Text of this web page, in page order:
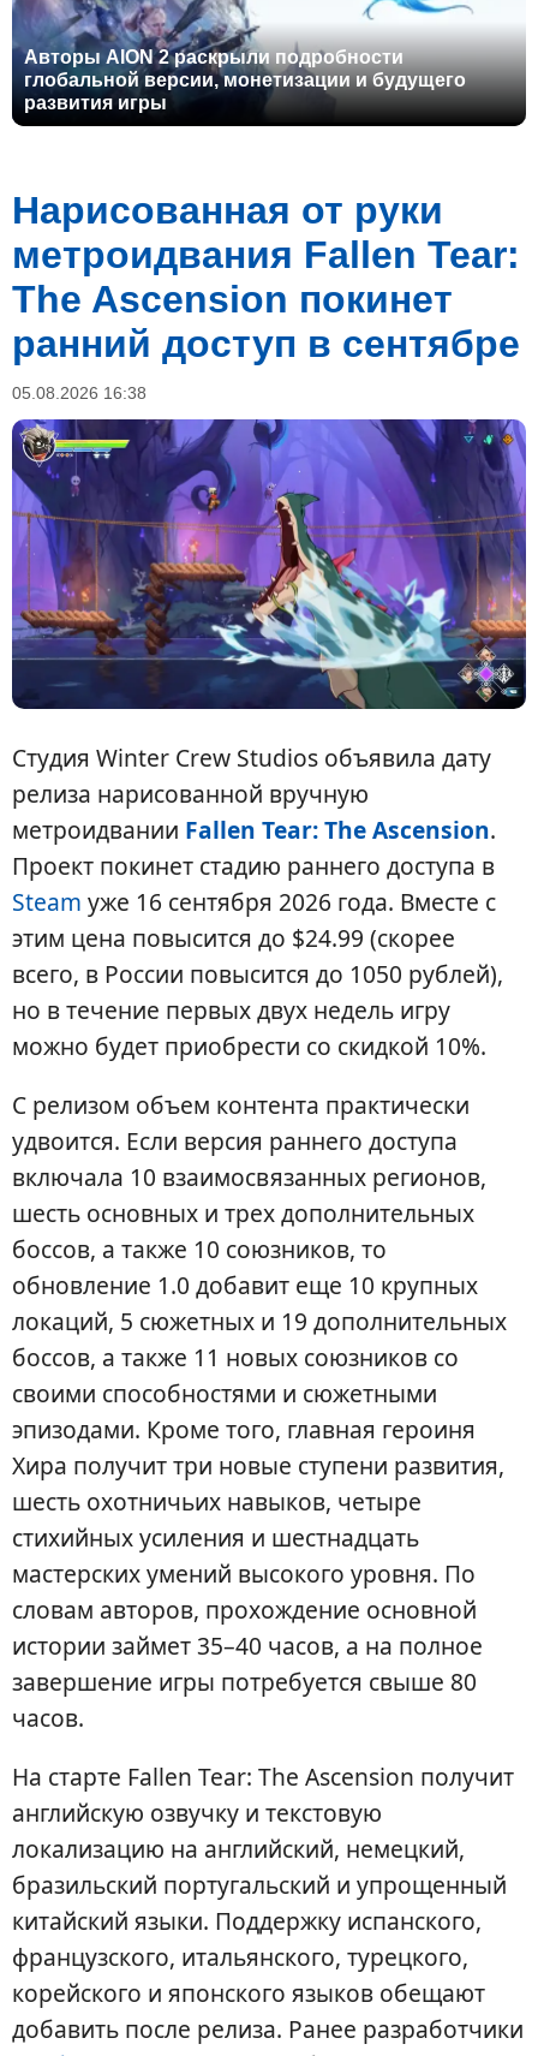
Авторы AION 2 раскрыли подробности
глобальной версии, монетизации и будущего
развития игры
Нарисованная от руки
метроидвания Fallen Tear:
The Ascension покинет
ранний доступ в сентябре
05.08.2026 16:38
Студия Winter Crew Studios объявила дату
релиза нарисованной вручную
метроидвании Fallen Tear: The Ascension.
Проект покинет стадию раннего доступа в
Steam уже 16 сентября 2026 года. Вместе с
этим цена повысится до $24.99 (скорее
всего, в России повысится до 1050 рублей),
но в течение первых двух недель игру
можно будет приобрести со скидкой 10%.
С релизом объем контента практически
удвоится. Если версия раннего доступа
включала 10 взаимосвязанных регионов,
шесть основных и трех дополнительных
боссов, а также 10 союзников, то
обновление 1.0 добавит еще 10 крупных
локаций, 5 сюжетных и 19 дополнительных
боссов, а также 11 новых союзников со
своими способностями и сюжетными
эпизодами. Кроме того, главная героиня
Хира получит три новые ступени развития,
шесть охотничьих навыков, четыре
стихийных усиления и шестнадцать
мастерских умений высокого уровня. По
словам авторов, прохождение основной
истории займет 35–40 часов, а на полное
завершение игры потребуется свыше 80
часов.
На старте Fallen Tear: The Ascension получит
английскую озвучку и текстовую
локализацию на английский, немецкий,
бразильский португальский и упрощенный
китайский языки. Поддержку испанского,
французского, итальянского, турецкого,
корейского и японского языков обещают
добавить после релиза. Ранее разработчики